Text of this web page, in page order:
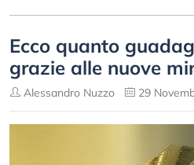
Ecco quanto
grazie alle nuove
Alessandro Nuzzo 29